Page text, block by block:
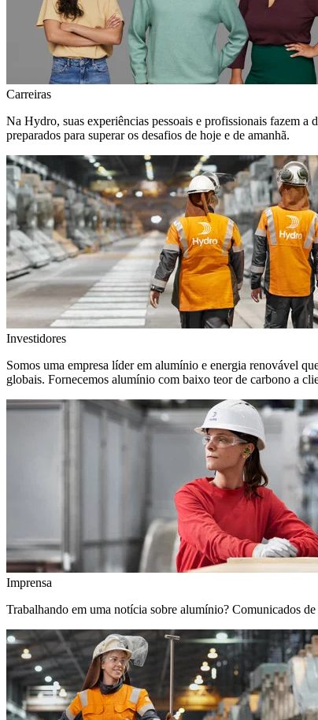
Carreiras
Na Hydro, suas experiências pessoais e profissionais fazem a
preparados para superar os desafios de hoje e de amanhã.
Investidores
Somos uma empresa líder em alumínio e energia renovável
globais. Fornecemos alumínio com baixo teor de carbono a
Imprensa
Trabalhando em uma notícia sobre alumínio? Comunicados